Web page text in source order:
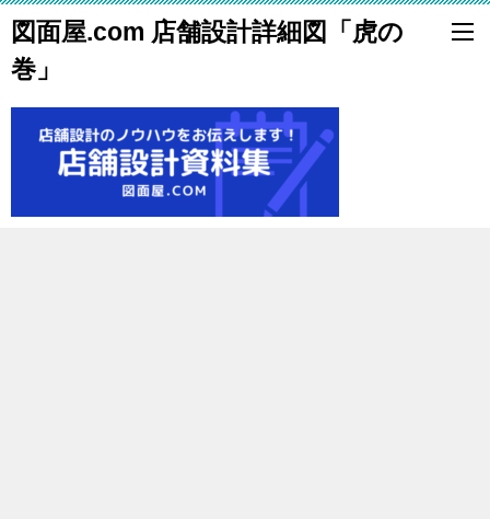
図面屋.com 店舗設計詳細図「虎の
巻」